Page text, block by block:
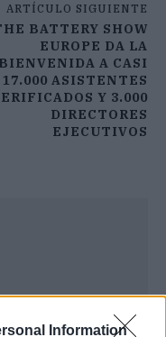
Information
ARTÍCULO SIGUIENTE
BATTERY SHOW
EUROPE DA LA
BIENVENIDA A CASI
17.000 ASISTENTES
Y 3.000
DIRECTORES
EJECUTIVOS